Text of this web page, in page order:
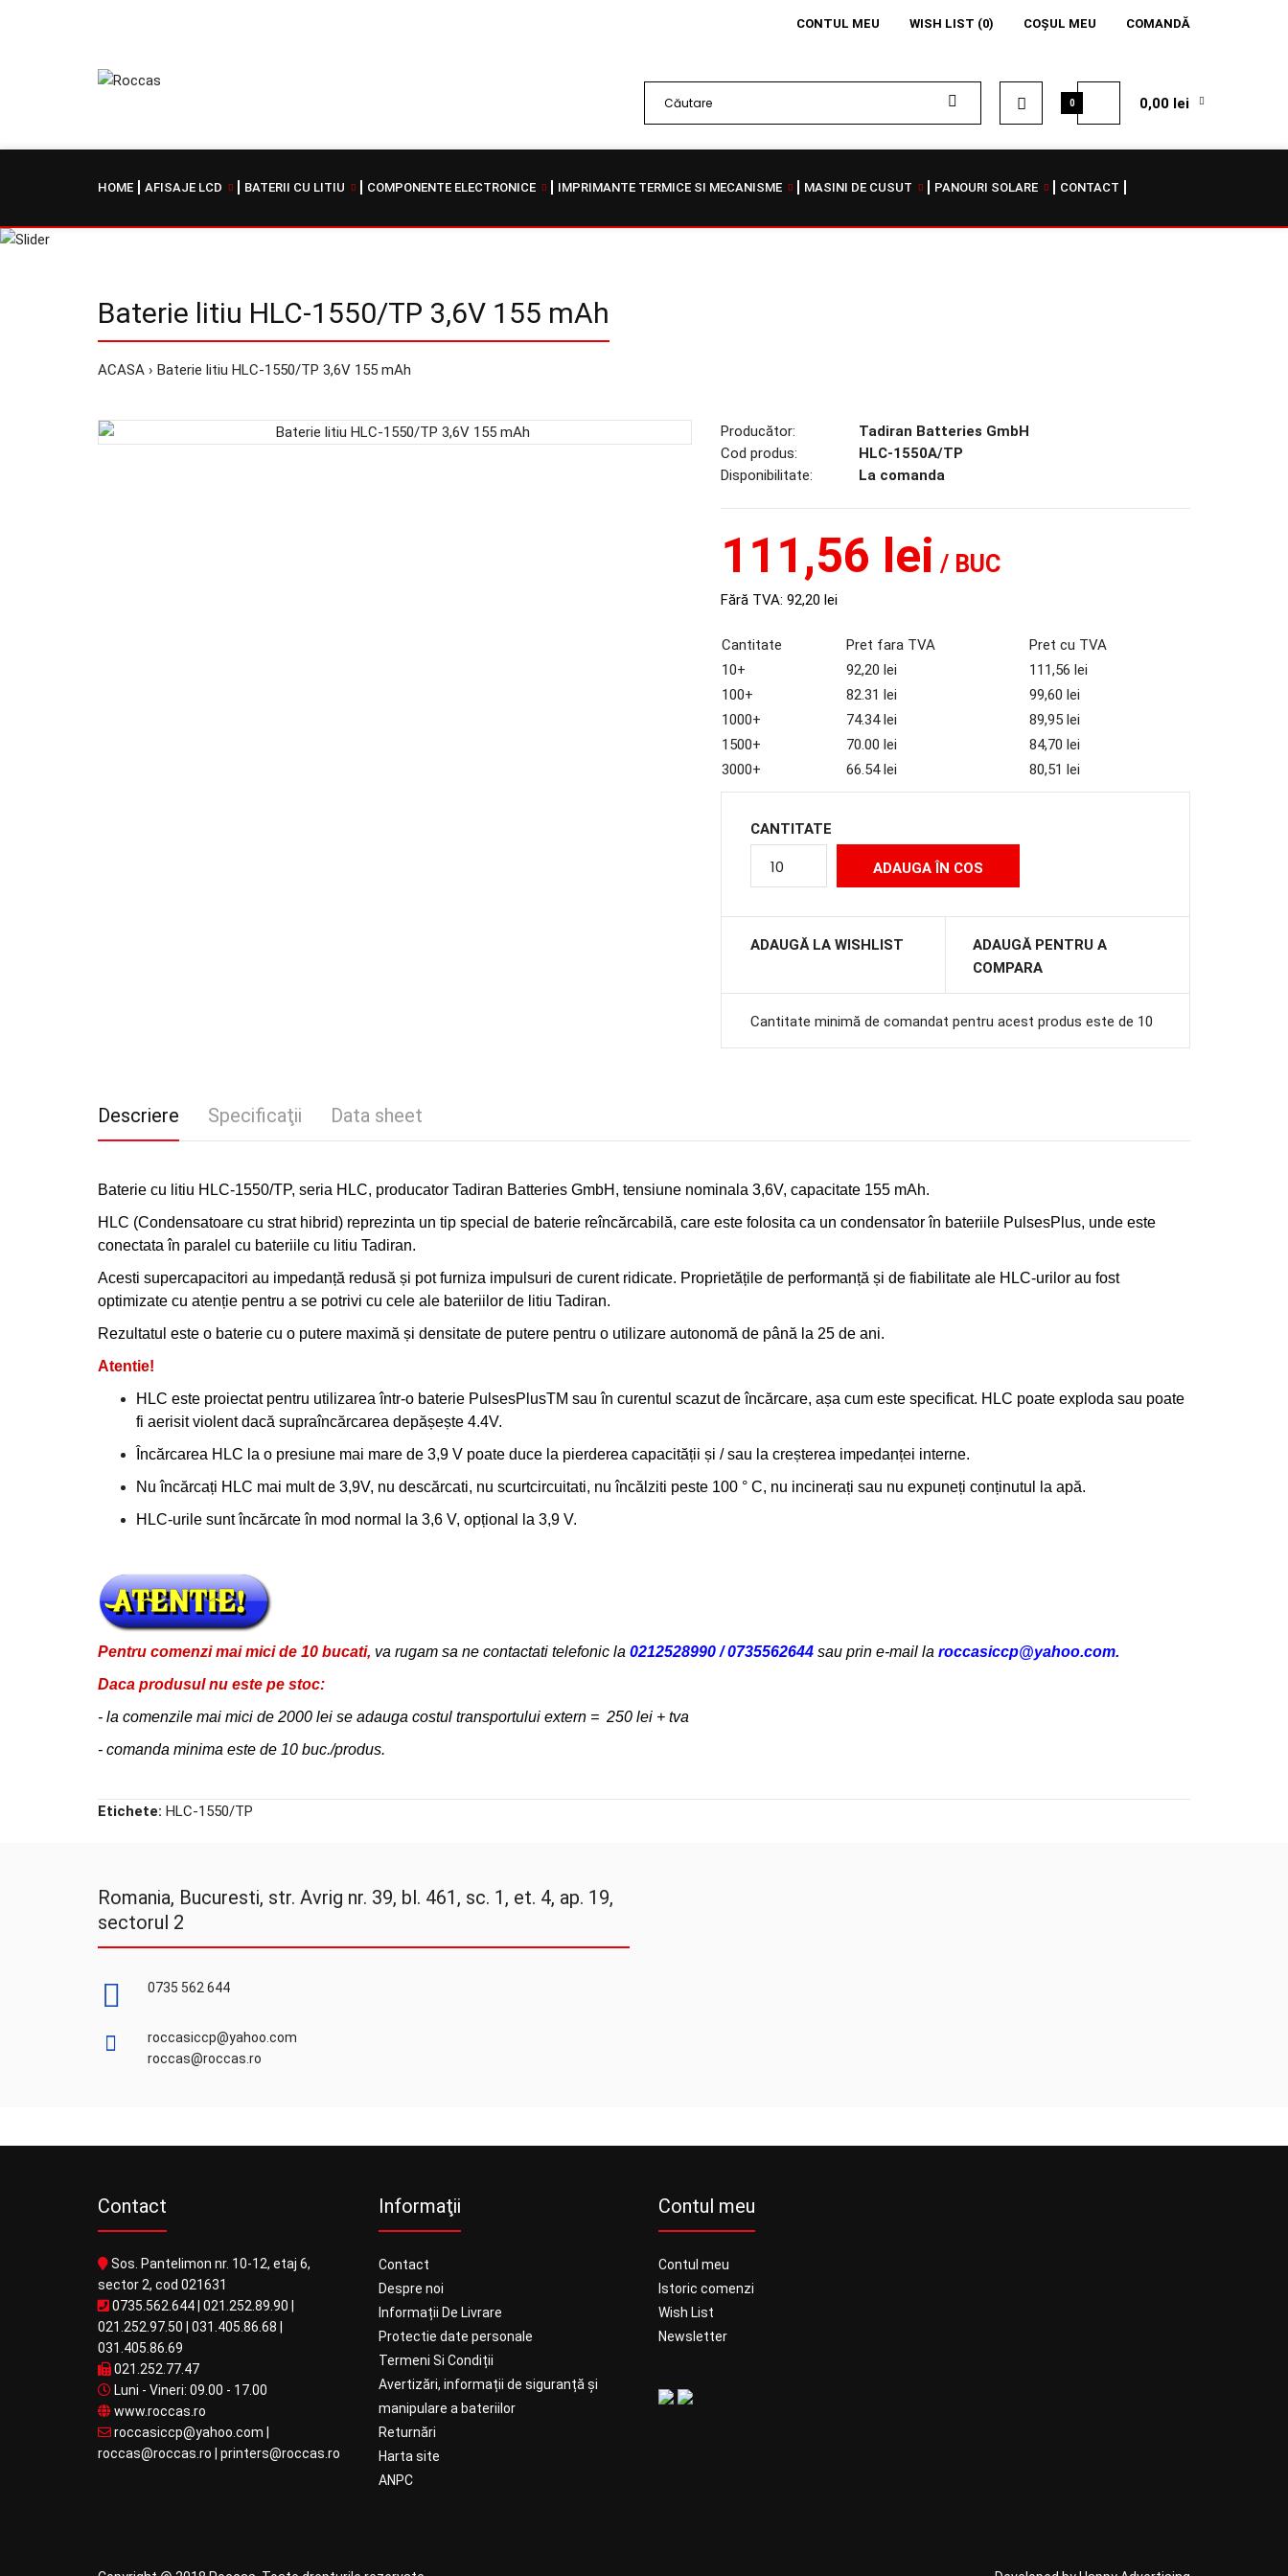
CONTUL MEU WISH LIST (0) COŞUL MEU COMANDĂ
0 0,00 lei
HOME AFISAJE LCD BATERII CU LITIU COMPONENTE ELECTRONICE IMPRIMANTE TERMICE SI MECANISME MASINI DE CUSUT PANOURI SOLARE CONTACT
Baterie litiu HLC-1550/TP 3,6V 155 mAh
ACASA Baterie litiu HLC-1550/TP 3,6V 155 mAh
Producător:
Tadiran Batteries GmbH
Cod produs:
HLC-1550A/TP
Disponibilitate:
La comanda
111,56 lei / BUC
Fără TVA: 92,20 lei
Cantitate Pret fara TVA
Pret cu TVA
10+
92,20 lei
111,56 lei
100+
82.31 lei
99,60 lei
1000+
74.34 lei
89,95 lei
1500+
70.00 lei
84,70 lei
3000+
66.54 lei 80,51 lei
CANTITATE
ADAUGĂ LA WISHLIST
ADAUGĂ PENTRU A
COMPARA
Cantitate minimă de comandat pentru acest produs este de 10
Descriere Specificaţii Data sheet
Baterie cu litiu HLC-1550/TP, seria HLC, producator Tadiran Batteries GmbH, tensiune nominala 3,6V, capacitate 155 mAh.
HLC (Condensatoare cu strat hibrid) reprezinta un tip special de baterie reîncărcabilă, care este folosita ca un condensator în bateriile PulsesPlus, unde este
conectata în paralel cu bateriile cu litiu Tadiran.
Acesti supercapacitori au impedanță redusă și pot furniza impulsuri de curent ridicate. Proprietățile de performanță și de fiabilitate ale HLC-urilor au fost
optimizate cu atenție pentru a se potrivi cu cele ale bateriilor de litiu Tadiran.
Rezultatul este o baterie cu o putere maximă și densitate de putere pentru o utilizare autonomă de până la 25 de ani.
Atentie!
HLC este proiectat pentru utilizarea într-o baterie PulsesPlusTM sau în curentul scazut de încărcare, așa cum este specificat. HLC poate exploda sau poate
fi aerisit violent dacă supraîncărcarea depășește 4.4V.
Încărcarea HLC la o presiune mai mare de 3,9 V poate duce la pierderea capacității și / sau la creșterea impedanței interne.
Nu încărcați HLC mai mult de 3,9V, nu descărcati, nu scurtcircuitati, nu încălziti peste 100 ° C, nu incinerați sau nu expuneți conținutul la apă.
HLC-urile sunt încărcate în mod normal la 3,6 V, opțional la 3,9 V.
Pentru comenzi mai mici de 10 bucati, va rugam sa ne contactati telefonic la 0212528990 / 0735562644 sau prin e-mail la roccasiccp@yahoo.com.
Daca produsulnu este pe stoc:
- la comenzile mai mici de 2000 lei se adauga costul transportului extern = 250 lei + tva
- comanda minima este de 10 buc./produs.
Etichete: HLC-1550/TP
Romania, Bucuresti, str. Avrig nr. 39, bl. 461, sc. 1, et. 4, ap. 19,
sectorul 2
0735 562 644
roccasiccp@yahoo.com
roccas@roccas.ro
Contact
Sos. Pantelimon nr. 10-12, etaj 6,
sector 2, cod 021631
0735.562.644 021.252.89.90
021.252.97.50
031.405.86.68
031.405.86.69
021.252.77.47
Luni - Vineri: 09.00 - 17.00
www.roccas.ro
roccasiccp@yahoo.com
roccas@roccas.ro
printers@roccas.ro
Informaţii
Contact
Despre noi
Informații De Livrare
Protectie date personale
Termeni Si Condiții
Avertizări, informații de siguranță și
manipulare a bateriilor
Returnări
Harta site
ANPC
Contul meu
Contul meu
Istoric comenzi
Wish List
Newsletter